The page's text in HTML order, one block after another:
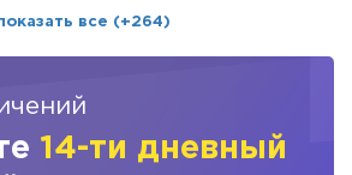
все (+264)
14-ти дневный